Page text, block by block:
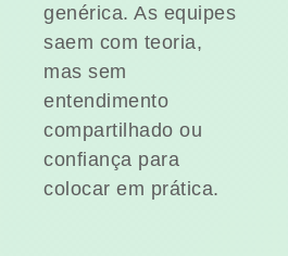
genérica. As equipes
saem com teoria,
mas sem
entendimento
compartilhado ou
confiança para
colocar em prática.